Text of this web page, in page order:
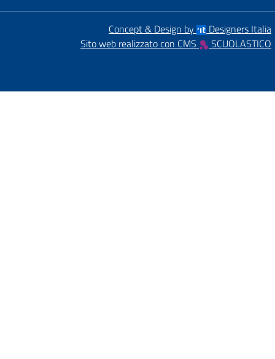
Concept & Design by
Designers Italia
Sito web realizzato con CMS
SCUOLASTICO